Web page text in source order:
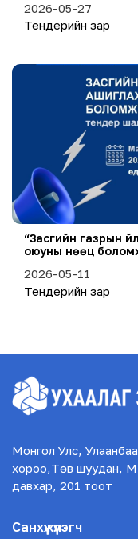
2026-05-27
Тендерийн зар
“Засгийн газрын
оюуны нөөц
2026-05-11
Тендерийн зар
Монгол Улс,
хороо,Төв шуудан,
давхар, 201 тоот
Санхүүжүүлэгч